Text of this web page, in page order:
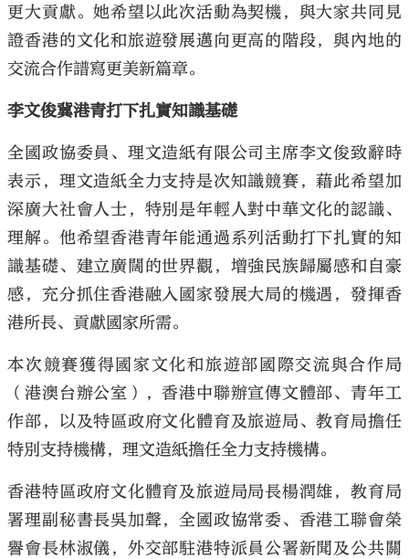
更大貢獻。她希望以此次活動為契機，與大家共同見
證香港的文化和旅遊發展邁向更高的階段，與內地的
交流合作譜寫更美新篇章。
李文俊冀港青打下扎實知識基礎
全國政協委員、理文造紙有限公司主席李文俊致辭時
表示，理文造紙全力支持是次知識競賽，藉此希望加
深廣大社會人士，特別是年輕人對中華文化的認識、
理解。他希望香港青年能通過系列活動打下扎實的知
識基礎、建立廣闊的世界觀，增強民族歸屬感和自豪
感，充分抓住香港融入國家發展大局的機遇，發揮香
港所長、貢獻國家所需。
本次競賽獲得國家文化和旅遊部國際交流與合作局
（港澳台辦公室），香港中聯辦宣傳文體部、青年工
作部，以及特區政府文化體育及旅遊局、教育局擔任
特別支持機構，理文造紙擔任全力支持機構。
香港特區政府文化體育及旅遊局局長楊潤雄，教育局
署理副秘書長吳加聲，全國政協常委、香港工聯會榮
譽會長林淑儀，外交部駐港特派員公署新聞及公共關